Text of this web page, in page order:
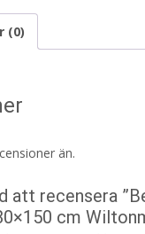
(0)
än.
att recensera
cm